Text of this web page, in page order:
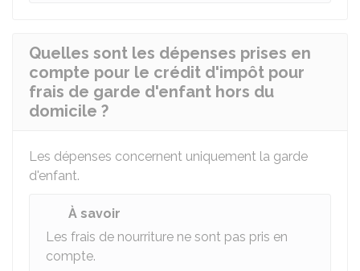
Quelles sont les dépenses prises en
compte pour le crédit d'impôt pour
frais de garde d'enfant hors du
domicile ?
Les dépenses concernent uniquement la garde
d'enfant.
À savoir
Les frais de nourriture ne sont pas pris en
compte.